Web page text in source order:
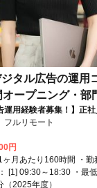
ジタル広告の運用
ープニング・部
運用経験者募集！】正
日・土日祝休み／残業
ルリモート
円
月あたり160時間 ・勤
[1] 09:30～18:30 ・最
2025年度）